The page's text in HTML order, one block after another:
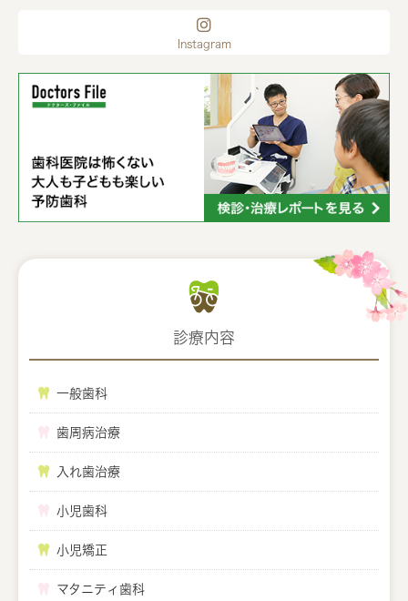
Instagram
診療内容
一般歯科
歯周病治療
入れ歯治療
小児歯科
小児矯正
マタニティ歯科